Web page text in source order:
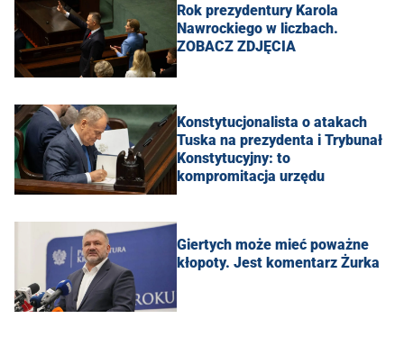
Rok prezydentury Karola
Nawrockiego w liczbach.
ZOBACZ ZDJĘCIA
Konstytucjonalista o atakach
Tuska na prezydenta i Trybunał
Konstytucyjny: to
kompromitacja urzędu
Giertych może mieć poważne
kłopoty. Jest komentarz Żurka